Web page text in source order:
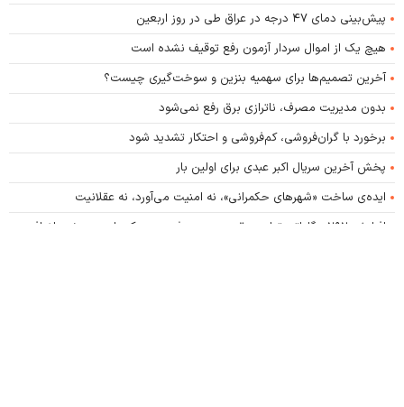
پیش‌بینی دمای ۴۷ درجه در عراق طی در روز اربعین
هیچ یک از اموال سردار آزمون رفع توقیف نشده است
آخرین تصمیم‌ها برای سهمیه بنزین و سوخت‌گیری چیست؟
بدون مدیریت مصرف، ناترازی برق رفع نمی‌شود
برخورد با گران‌فروشی، کم‌فروشی و احتکار تشدید شود
پخش آخرین سریال اکبر عبدی برای اولین بار
ایده‌ی ساخت «شهرهای حکمرانی»، نه امنیت می‌آورد، نه عقلانیت
افزایش ۲۹۲ مگاواتی تولید برق بدون مصرف حتی یک واحد سوخت اضافی